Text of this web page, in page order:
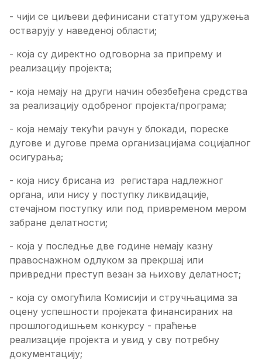
- чији се циљеви дефинисани статутом удружења
остварују у наведеној области;
- која су директно одговорна за припрему и
реализацију пројекта;
- која немају на други начин обезбеђена средства
за реализацију одобреног пројекта/програма;
- која немају текући рачун у блокади, пореске
дугове и дугове према организацијама социјалног
осигурања;
- која нису брисана из регистара надлежног
органа, или нису у поступку ликвидације,
стечајном поступку или под привременом мером
забране делатности;
- која у последње две године немају казну
правоснажном одлуком за прекршај или
привредни преступ везан за њихову делатност;
- која су омогућила Комисији и стручњацима за
оцену успешности пројеката финансираних на
прошлогодишњем конкурсу - праћење
реализације пројекта и увид у сву потребну
документацију;